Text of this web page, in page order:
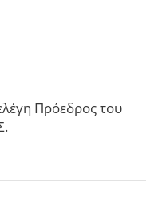
Πρόεδρος του